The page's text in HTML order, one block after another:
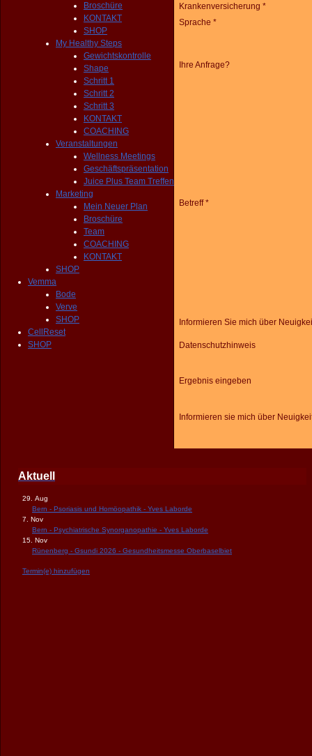
Broschüre
KONTAKT
SHOP
My Healthy Steps
Gewichtskontrolle
Shape
Schritt 1
Schritt 2
Schritt 3
KONTAKT
COACHING
Veranstaltungen
Wellness Meetings
Geschäftspräsentation
Juice Plus Team Treffen
Marketing
Mein Neuer Plan
Broschüre
Team
COACHING
KONTAKT
SHOP
Vemma
Bode
Verve
SHOP
CellReset
SHOP
Krankenversicherung *
Sprache *
Ihre Anfrage?
Betreff *
Informieren Sie mich über
Datenschutzhinweis
Ergebnis eingeben
Informieren sie mich über
Aktuell
29. Aug
Bern - Psoriasis und Homöopathik - Yves Laborde
7. Nov
Bern - Psychiatrische Synorganopathie - Yves Laborde
15. Nov
Rünenberg - Gsundi 2026 - Gesundheitsmesse Oberbaselbiet
Termin(e) hinzufügen